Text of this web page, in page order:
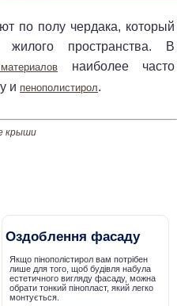
по полу чердака, который
жилого пространства. В
наиболее часто
и пенополистирол.
крыши
Оздоблення фасаду
Якщо пінополістирол вам потрібен
лише для того, щоб будівля набула
естетичного вигляду фасаду, можна
обрати тонкий пінопласт, який легко
монтується.